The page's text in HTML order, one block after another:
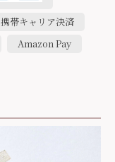
携帯キャリア決済
Amazon Pay